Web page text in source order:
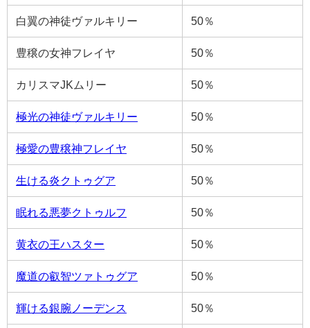
白翼の神徒ヴァルキリー 50％
豊穣の女神フレイヤ 50％
カリスマJKムリー 50％
極光の神徒ヴァルキリー 50％
極愛の豊穣神フレイヤ 50％
生ける炎クトゥグア 50％
眠れる悪夢クトゥルフ 50％
黄衣の王ハスター 50％
魔道の叡智ツァトゥグア 50％
輝ける銀腕ノーデンス 50％